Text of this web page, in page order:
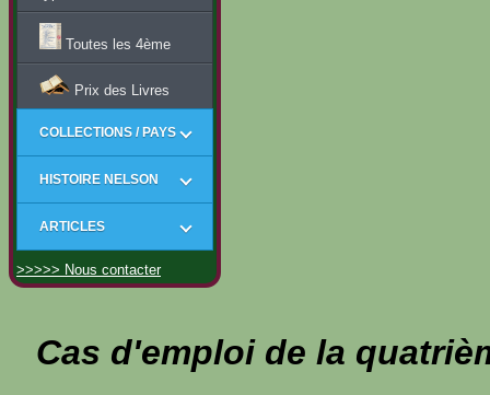
Toutes les 4ème
Prix des Livres
COLLECTIONS / PAYS
HISTOIRE NELSON
ARTICLES
>>>>> Nous contacter
Cas d'emploi de la